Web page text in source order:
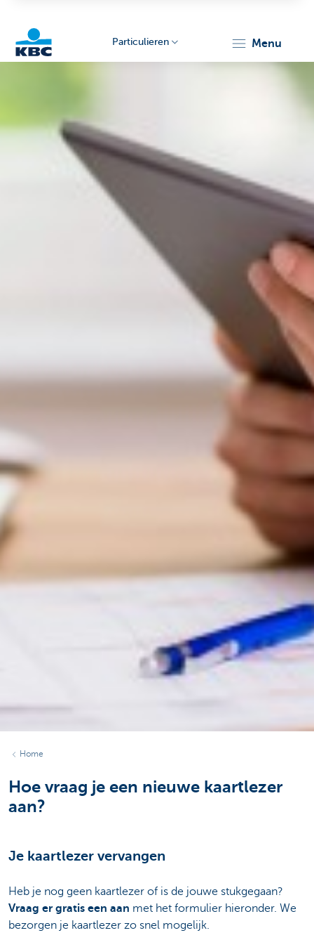
Particulieren menu
Home
Hoe vraag je een nieuwe kaartlezer
aan?
Je kaartlezer vervangen
Heb je nog geen kaartlezer of is de jouwe stukgegaan?
Vraag er gratis een aan met het formulier hieronder. We
bezorgen je kaartlezer zo snel mogelijk.